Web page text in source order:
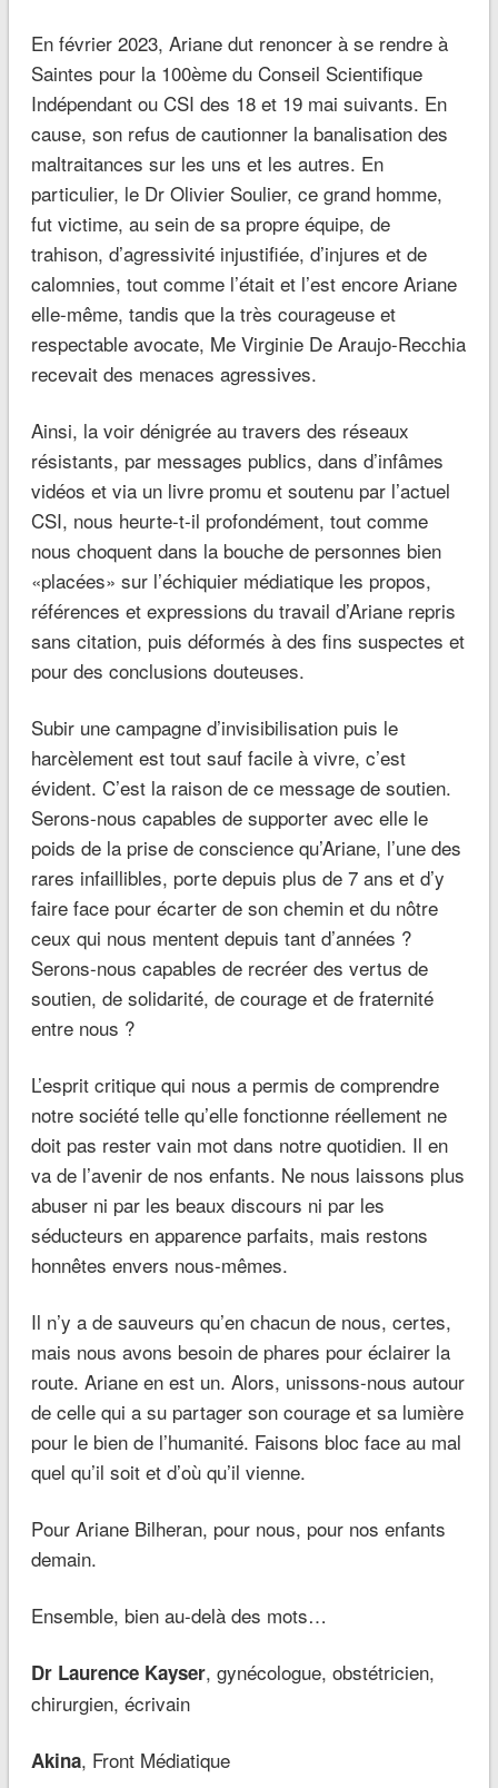
En février 2023, Ariane dut renoncer à se rendre à
Saintes pour la 100ème du Conseil Scientifique
Indépendant ou CSI des 18 et 19 mai suivants. En
cause, son refus de cautionner la banalisation des
maltraitances sur les uns et les autres. En
particulier, le Dr Olivier Soulier, ce grand homme,
fut victime, au sein de sa propre équipe, de
trahison, d’agressivité injustifiée, d’injures et de
calomnies, tout comme l’était et l’est encore Ariane
elle-même, tandis que la très courageuse et
respectable avocate, Me Virginie De Araujo-Recchia
recevait des menaces agressives.
Ainsi, la voir dénigrée au travers des réseaux
résistants, par messages publics, dans d’infâmes
vidéos et via un livre promu et soutenu par l’actuel
CSI, nous heurte-t-il profondément, tout comme
nous choquent dans la bouche de personnes bien
«placées» sur l’échiquier médiatique les propos,
références et expressions du travail d’Ariane repris
sans citation, puis déformés à des fins suspectes et
pour des conclusions douteuses.
Subir une campagne d’invisibilisation puis le
harcèlement est tout sauf facile à vivre, c’est
évident. C’est la raison de ce message de soutien.
Serons-nous capables de supporter avec elle le
poids de la prise de conscience qu’Ariane, l’une des
rares infaillibles, porte depuis plus de 7 ans et d’y
faire face pour écarter de son chemin et du nôtre
ceux qui nous mentent depuis tant d’années ?
Serons-nous capables de recréer des vertus de
soutien, de solidarité, de courage et de fraternité
entre nous ?
L’esprit critique qui nous a permis de comprendre
notre société telle qu’elle fonctionne réellement ne
doit pas rester vain mot dans notre quotidien. Il en
va de l’avenir de nos enfants. Ne nous laissons plus
abuser ni par les beaux discours ni par les
séducteurs en apparence parfaits, mais restons
honnêtes envers nous-mêmes.
Il n’y a de sauveurs qu’en chacun de nous, certes,
mais nous avons besoin de phares pour éclairer la
route. Ariane en est un. Alors, unissons-nous autour
de celle qui a su partager son courage et sa lumière
pour le bien de l’humanité. Faisons bloc face au mal
quel qu’il soit et d’où qu’il vienne.
Pour Ariane Bilheran, pour nous, pour nos enfants
demain.
Ensemble, bien au-delà des mots…
Dr Laurence Kayser, gynécologue, obstétricien,
chirurgien, écrivain
Akina, Front Médiatique